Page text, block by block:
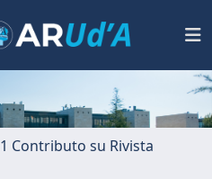
1 Contributo su Rivista